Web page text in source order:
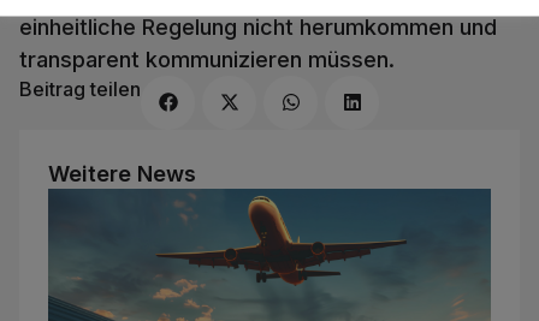
Weitere News
einheitliche Regelung nicht herumkommen und
transparent kommunizieren müssen.
Beitrag teilen